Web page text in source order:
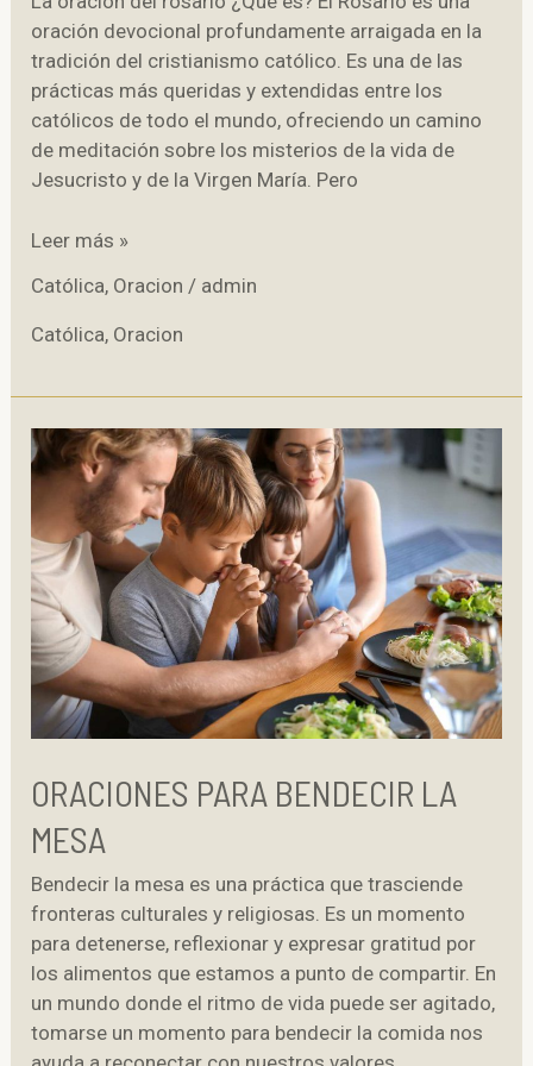
oración devocional profundamente arraigada en la
tradición del cristianismo católico. Es una de las
prácticas más queridas y extendidas entre los
católicos de todo el mundo, ofreciendo un camino
de meditación sobre los misterios de la vida de
Jesucristo y de la Virgen María. Pero
La
del
rosario
Leer más »
Católica, Oracion / admin
Católica, Oracion
ORACIONES PARA BENDECIR LA
MESA
Bendecir la mesa es una práctica que trasciende
fronteras culturales y religiosas. Es un momento
para detenerse, reflexionar y expresar gratitud por
los alimentos que estamos a punto de compartir. En
un mundo donde el ritmo de vida puede ser agitado,
tomarse un momento para bendecir la comida nos